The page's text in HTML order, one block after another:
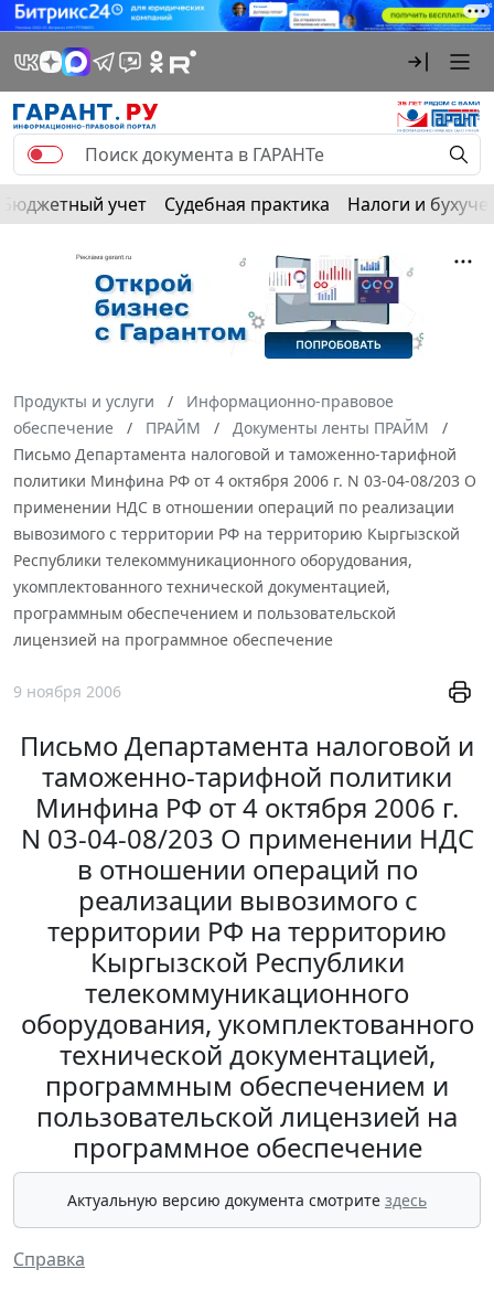
Бюджетный учет Судебная практика Налоги и
Продукты и услуги
Информационно-правовое
обеспечение
ПРАЙМ
Документы ленты ПРАЙМ
Письмо Департамента налоговой и таможенно-тарифной
политики Минфина РФ от 4 октября 2006 г. N 03-04-08/203 О
применении НДС в отношении операций по реализации
вывозимого с территории РФ на территорию Кыргызской
Республики телекоммуникационного оборудования,
укомплектованного технической документацией,
программным обеспечением и пользовательской
лицензией на программное обеспечение
9 ноября 2006
Письмо Департамента налоговой и
таможенно-тарифной политики
Минфина РФ от 4 октября 2006 г.
N 03-04-08/203 О применении НДС
в отношении операций по
реализации вывозимого с
территории РФ на территорию
Кыргызской Республики
телекоммуникационного
оборудования, укомплектованного
технической документацией,
программным обеспечением и
пользовательской лицензией на
программное обеспечение
Актуальную версию документа смотрите здесь
Справка